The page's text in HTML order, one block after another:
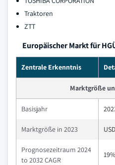
Traktoren
ZTT
Europäischer Markt für
Zentrale Erkenntnis
Marktgröße
Basisjahr
Marktgröße in 2023
Prognosezeitraum 2024
to 2032 CAGR
19%